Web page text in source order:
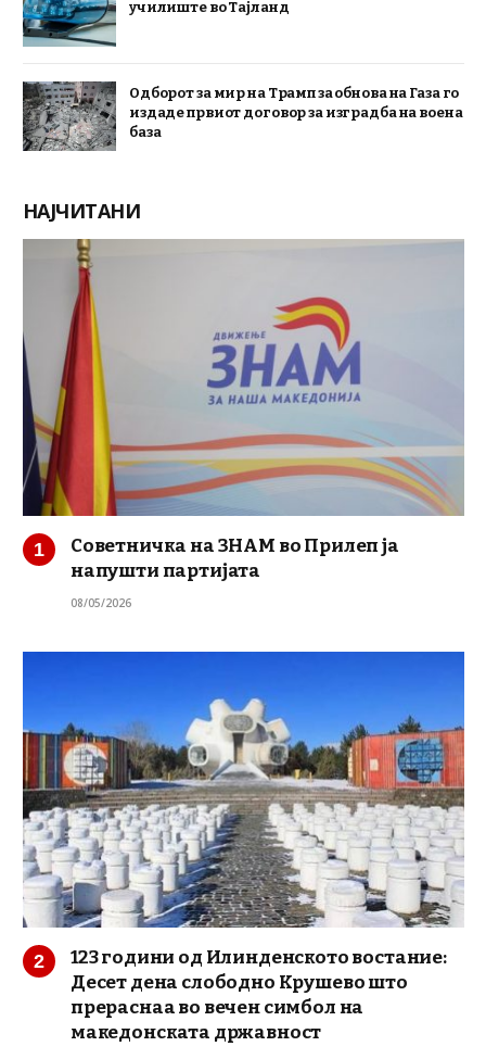
училиште во Тајланд
Одборот за мир на Трамп за обнова на Газа го
издаде првиот договор за изградба на воена
база
НАЈЧИТАНИ
Советничка на ЗНАМ во Прилеп ја
напушти партијата
08/05/2026
123 години од Илинденското востание:
Десет дена слободно Крушево што
прераснаа во вечен симбол на
македонската државност